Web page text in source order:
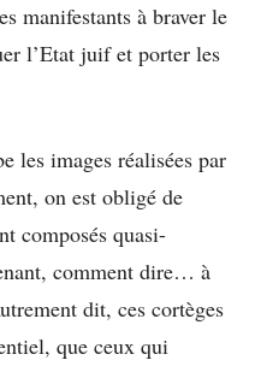
manifestants à braver le
l’Etat juif et porter les
les images réalisées par
on est obligé de
composés quasi-
comment dire… à
dit, ces cortèges
que ceux qui